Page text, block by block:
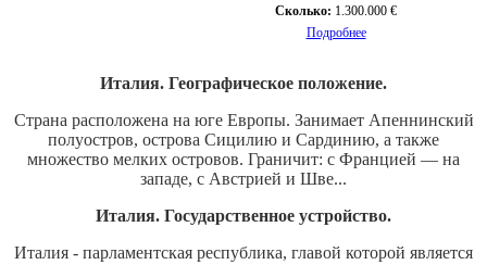
Сколько: 1.300.000 €
Подробнее
Италия. Географическое положение.
Страна расположена на юге Европы. Занимает Апеннинский
полуостров, острова Сицилию и Сардинию, а также
множество мелких островов. Граничит: с Францией — на
западе, с Австрией и Шве...
Италия. Государственное устройство.
Италия - парламентская республика, главой которой является